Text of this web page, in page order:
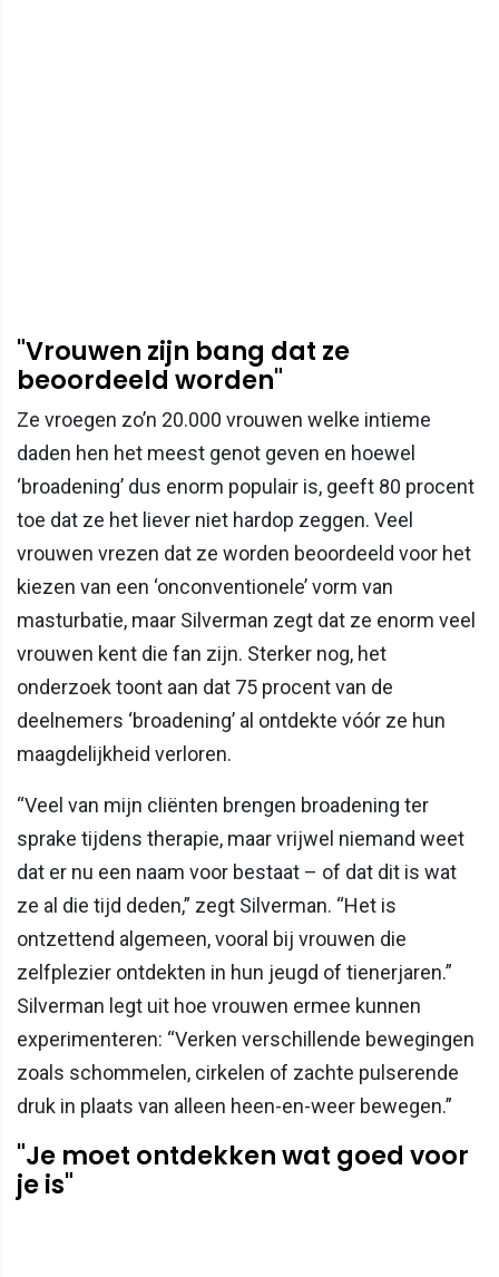
"Vrouwen zijn bang dat ze
beoordeeld worden"
Ze vroegen zo’n 20.000 vrouwen welke intieme
daden hen het meest genot geven en hoewel
‘broadening’ dus enorm populair is, geeft 80 procent
toe dat ze het liever niet hardop zeggen. Veel
vrouwen vrezen dat ze worden beoordeeld voor het
kiezen van een ‘onconventionele’ vorm van
masturbatie, maar Silverman zegt dat ze enorm veel
vrouwen kent die fan zijn. Sterker nog, het
onderzoek toont aan dat 75 procent van de
deelnemers ‘broadening’ al ontdekte vóór ze hun
maagdelijkheid verloren.
“Veel van mijn cliënten brengen broadening ter
sprake tijdens therapie, maar vrijwel niemand weet
dat er nu een naam voor bestaat – of dat dit is wat
ze al die tijd deden,” zegt Silverman. “Het is
ontzettend algemeen, vooral bij vrouwen die
zelfplezier ontdekten in hun jeugd of tienerjaren.”
Silverman legt uit hoe vrouwen ermee kunnen
experimenteren: “Verken verschillende bewegingen
zoals schommelen, cirkelen of zachte pulserende
druk in plaats van alleen heen-en-weer bewegen.”
"Je moet ontdekken wat goed voor
je is"